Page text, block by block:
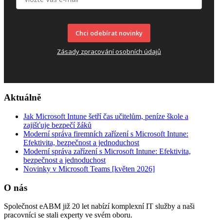
Chci odebírat novinky
Zásady zpracování osobních údajů
Aktuálně
Jak Microsoft Intune šetří čas učitelům, peníze škole a
zajišťuje bezpečí žáků
Moderní správa firemních zařízení s Microsoft Intune:
Efektivita, bezpečnost a jednoduchost
Moderní správa zařízení s Microsoft Intune: Efektivita,
bezpečnost a jednoduchost
Novinky v Microsoft Teams [květen 2026]
O nás
Společnost eABM již 20 let nabízí komplexní IT služby a naši
pracovníci se stali experty ve svém oboru.